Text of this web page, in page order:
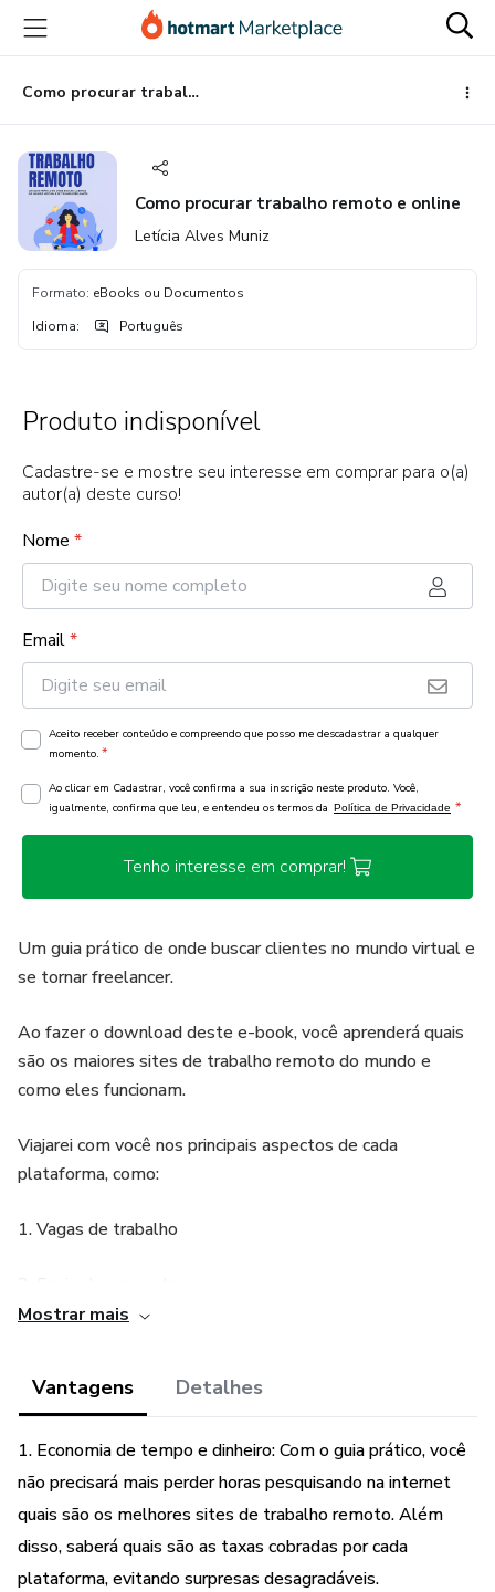
para
conteúdo
principal
para
pagamento
para
rodapé
Como procurar trabalho remoto e online
Como procurar trabalho remoto e online
Letícia Alves Muniz
Formato: eBooks ou Documentos
Idioma: Português
Produto indisponível
Cadastre-se e mostre seu interesse em comprar para o(a)
autor(a) deste curso!
Nome *
Email*
Aceito receber conteúdo e compreendo que posso me descadastrar a qualquer
momento. *
Ao clicar em Cadastrar, você confirma a sua inscrição neste produto. Você,
igualmente, confirma que leu, e entendeu os termos da Política de Privacidade *
Tenho interesse em comprar!
Um guia prático de onde buscar clientes no mundo virtual e
se tornar freelancer.
Ao fazer o download deste e-book, você aprenderá quais
são os maiores sites de trabalho remoto do mundo e
como eles funcionam.
Viajarei com você nos principais aspectos de cada
plataforma, como:
1. Vagas de trabalho
4. Taxas dos sites
Para que você decida qual é o melhor para você e para a
sua área de atuação.
Ao final, ainda darei outras opções de sites e redes sociais,
onde você também pode procurar clientes.
Mostrar mais
Vantagens Detalhes
1. Economia de tempo e dinheiro: Com o guia prático, você
não precisará mais perder horas pesquisando na internet
quais são os melhores sites de trabalho remoto. Além
disso, saberá quais são as taxas cobradas por cada
plataforma, evitando surpresas desagradáveis.